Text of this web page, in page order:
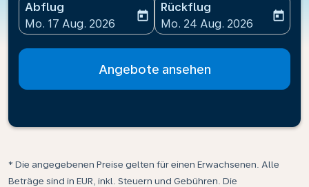
Abflug
fc-booking-departure-date-aria-label
Mo. 17 Aug. 2026
today
Rückflug
fc-booking-return-date-
Mo. 24 Aug. 2026
today
Angebote ansehen
* Die angegebenen Preise gelten für einen Erwachsenen. Alle
Beträge sind in EUR, inkl. Steuern und Gebühren. Die